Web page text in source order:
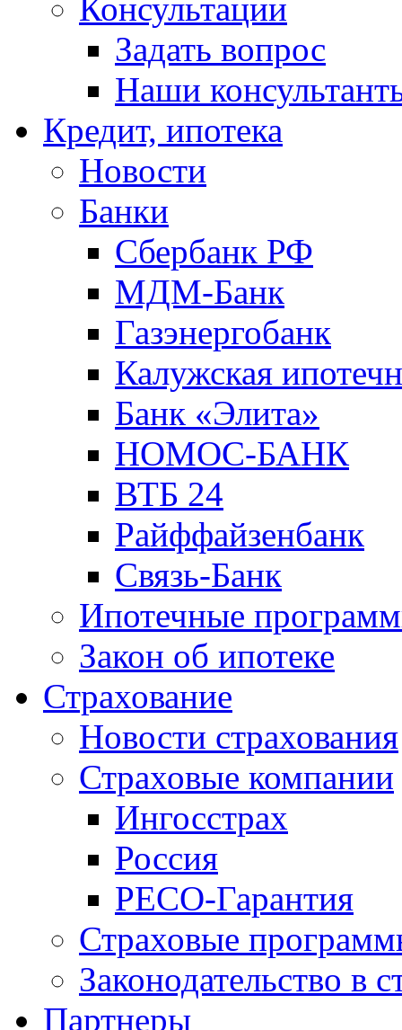
Консультации
Задать вопрос
Наши
Кредит, ипотека
Новости
Банки
Сбербанк РФ
МДМ-Банк
Газэнергобанк
Калужская
Банк «Элита»
НОМОС-БАНК
ВТБ 24
Райффайзенбанк
Связь-Банк
Ипотечные
Закон об ипотеке
Страхование
Новости страхования
Страховые компании
Ингосстрах
Россия
РЕСО-Гарантия
Страховые
Законодательство в
Партнеры